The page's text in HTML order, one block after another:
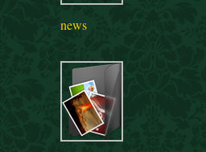
news